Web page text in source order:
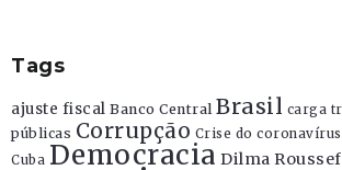
Tags
ajuste fiscal Banco Central Brasil carga
públicas Corrupção Crise do coronavírus
Cuba Democracia Dilma